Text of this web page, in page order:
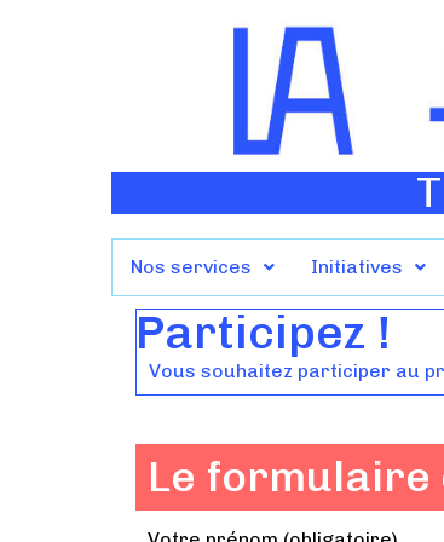
Nos services Initiatives
Participez !
Vous souhaitez participer au
Le